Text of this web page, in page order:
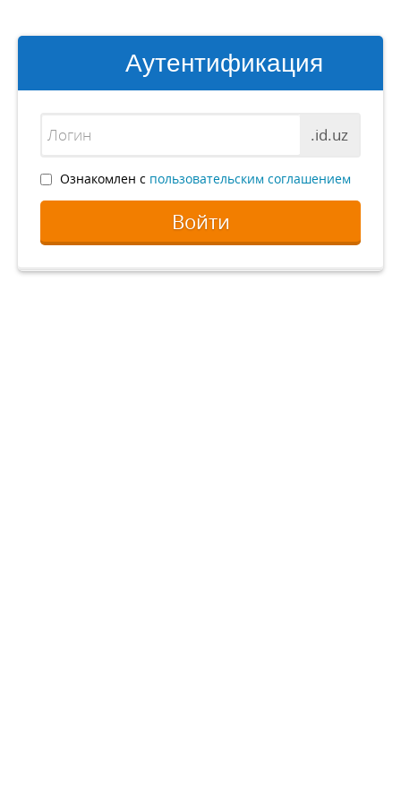
Аутентификация
.id.uz
Ознакомлен с пользовательским соглашением
Войти